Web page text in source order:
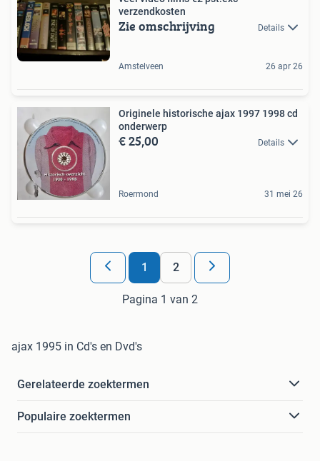
verzendkosten
Zie omschrijving Details
Amstelveen 26 apr 26
Originele historische ajax 1997 1998 cd
onderwerp
€ 25,00 Details
Roermond 31 mei 26
1 2
Pagina 1 van 2
ajax 1995 in Cd's en Dvd's
Gerelateerde zoektermen
Populaire zoektermen